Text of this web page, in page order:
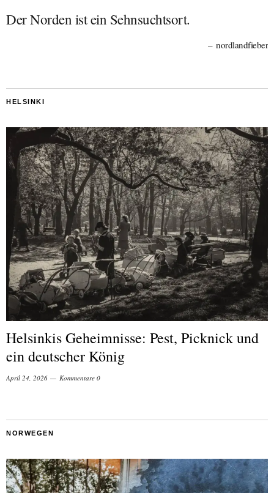
Der Norden ist ein Sehnsuchtsort.
nordlandfieber
HELSINKI
Helsinkis Geheimnisse: Pest, Picknick und
ein deutscher König
April 24, 2026 Kommentare 0
NORWEGEN